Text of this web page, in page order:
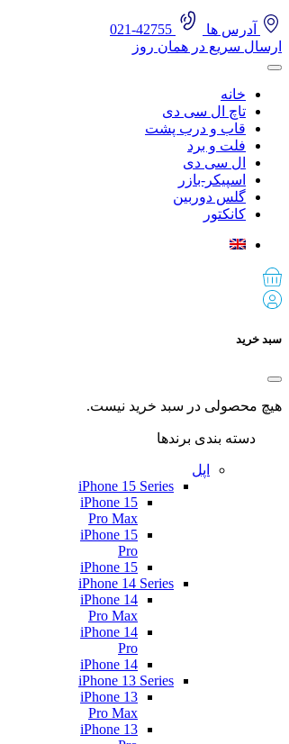
آدرس ها
ارسال سریع در همان روز
خانه
تاچ ال سی دی
قاب و درب پشت
فلت و برد
ال سی دی
اسپیکر-بازر
گلس دوربین
کانکتور
سبد خرید
هیچ محصولی در سبد خرید نیست.
دسته بندی برندها
اپل
iPhone 15 Series
iPhone 15
Pro Max
iPhone 15
Pro
iPhone 15
iPhone 14 Series
iPhone 14
Pro Max
iPhone 14
Pro
iPhone 14
iPhone 13 Series
iPhone 13
Pro Max
iPhone 13